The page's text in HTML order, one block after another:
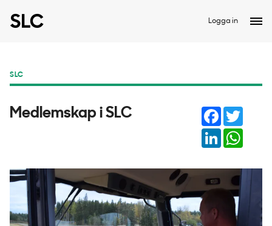
Logga in
SLC
Medlemskap i SLC Facebook
LinkedIn